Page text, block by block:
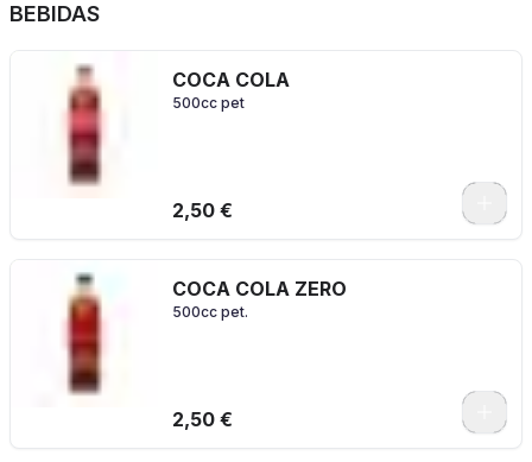
BEBIDAS
COCA COLA
500cc pet
2,50 €
COCA COLA ZERO
500cc pet.
2,50 €